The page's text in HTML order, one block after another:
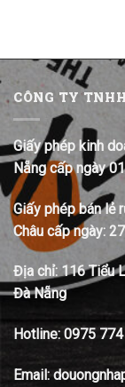
CÔNG TY
Giấy phép kinh
Nẵng cấp ngày
Giấy phép bán lẻ
Châu cấp ngày:
Địa chỉ: 116 Tiểu
Đà Nẵng
Hotline: 0975
Email: